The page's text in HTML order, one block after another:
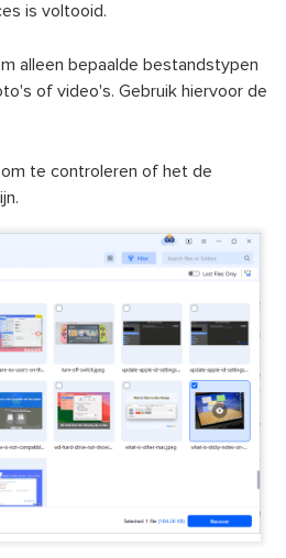
is voltooid.
alleen bepaalde bestandstypen
of video's. Gebruik hiervoor de
te controleren of het de